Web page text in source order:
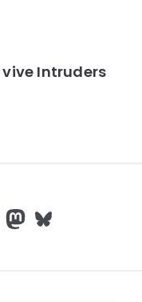
vive Intruders
Mastodon
Bluesky